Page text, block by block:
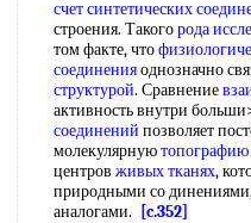
счет синтетических
строения. Такогорода
том факте, что
соединенияоднозначно
структурой. Сравнение
активность внутри
соединений позволяет
молекулярнуютопографию
центров живых тканях,
природными со
аналогами.
[c.352]